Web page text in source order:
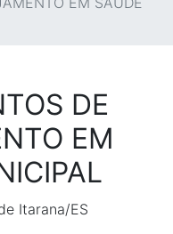
DE
EM
Itarana/ES